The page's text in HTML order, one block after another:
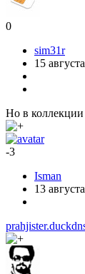
0
sim31r
15
Но в коллекции
-3
Isman
13